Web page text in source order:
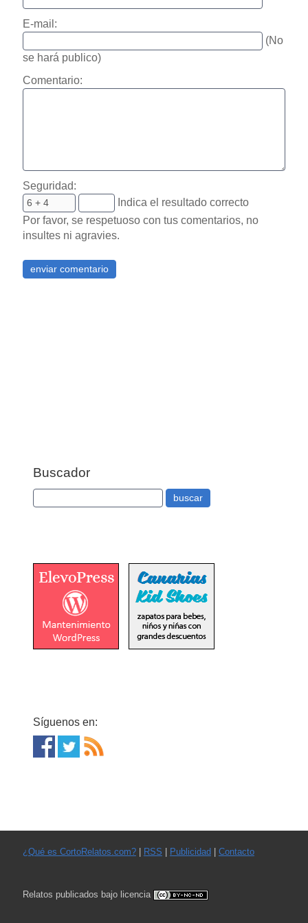
E-mail:
(No
se hará publico)
Comentario:
Seguridad:
Indica el resultado correcto
Por favor, se respetuoso con tus comentarios, no
insultes ni agravies.
Buscador
Síguenos en:
¿Qué es CortoRelatos.com?| RSS Publicidad Contacto
Relatos publicados bajo licencia